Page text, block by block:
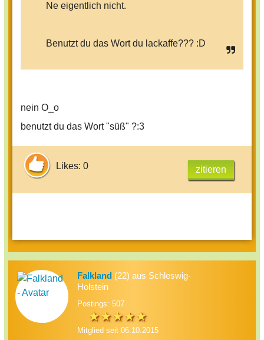
Ne eigentlich nicht.
Benutzt du das Wort du lackaffe??? :D
nein O_o
benutzt du das Wort "süß" ?:3
Likes: 0 zitieren
Falkland (22) aus Schleswig-
Holstein
Postings: 507
Mitglied seit 06.10.2015